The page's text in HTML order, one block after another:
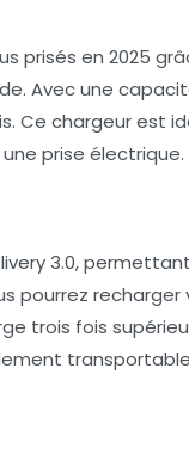
prisés en 2025
Avec une
Ce chargeur est
prise électrique.
3.0,
pourrez recharger
trois fois